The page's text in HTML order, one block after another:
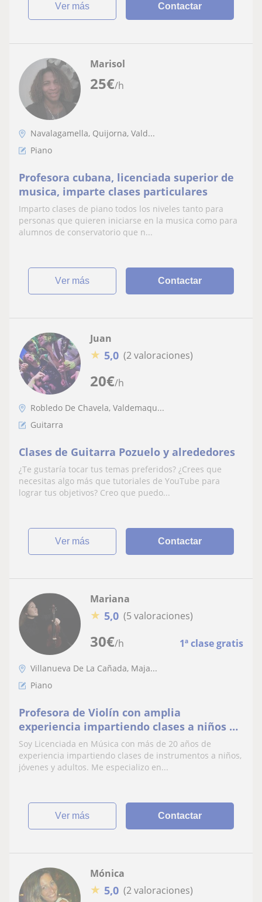
ver más Contactar
25€/h
Marisol
Navalagamella, Quijorna, Vald...
Piano
Profesora cubana, licenciada superior de
musica, imparte clases particulares
Imparto clases de piano todos los niveles tanto para
personas que quieren iniciarse en la musica como para
alumnos de conservatorio que n...
ver más Contactar
20€/h
Juan
★ 5,0 (2 valoraciones)
Robledo De Chavela, Valdemaqu...
Guitarra
Clases de Guitarra Pozuelo y alrededores
¿Te gustaría tocar tus temas preferidos? ¿Crees que
necesitas algo más que tutoriales de YouTube para
lograr tus objetivos? Creo que puedo...
ver más Contactar
30€/h 1ª clase gratis
Mariana
★ 5,0 (5 valoraciones)
Villanueva De La Cañada, Maja...
Piano
Profesora de Violín con amplia
experiencia impartiendo clases a niños y
jóvenes
Soy Licenciada en Música con más de 20 años de
experiencia impartiendo clases de instrumentos a niños,
jóvenes y adultos. Me especializo en...
ver más Contactar
Mónica
★ 5,0 (2 valoraciones)